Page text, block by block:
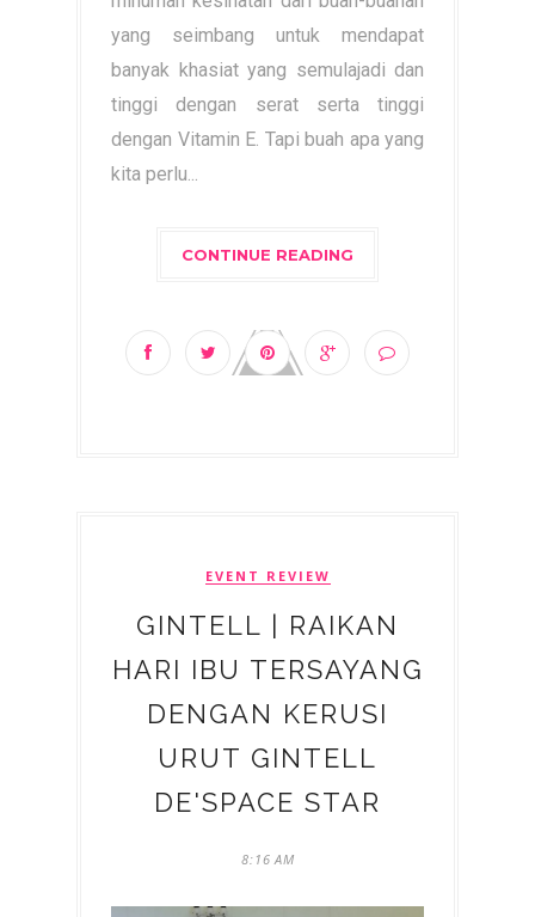
yang seimbang untuk mendapat
banyak khasiat yang semulajadi dan
tinggi dengan serat serta tinggi
dengan Vitamin E. Tapi buah apa yang
kita perlu...
CONTINUE READING
EVENT REVIEW
GINTELL | RAIKAN
HARI IBU TERSAYANG
DENGAN KERUSI
URUT GINTELL
DE'SPACE STAR
8:16 AM